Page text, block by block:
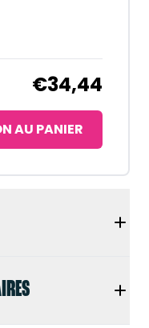
€34,44
AU PANIER